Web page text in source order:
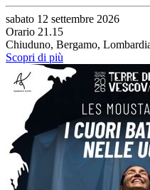
sabato 12 settembre 2026
Orario 21.15
Chiuduno, Bergamo,
Scopri di più